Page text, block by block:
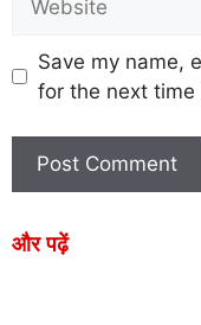
Save my name,
for the next time
और पढ़ें